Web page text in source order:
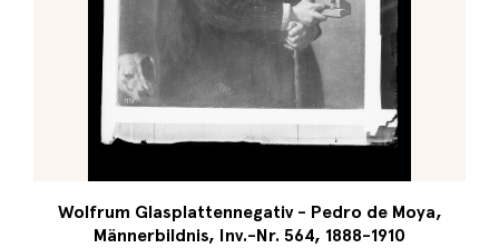
Wolfrum Glasplattennegativ - Pedro de Moya,
Männerbildnis, Inv.-Nr. 564, 1888-1910